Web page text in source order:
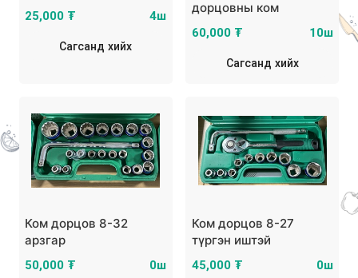
25,000 ₮ 4ш
Сагсанд хийх
дорцовны ком
60,000 ₮ 10ш
Сагсанд хийх
Ком дорцов 8-32
арзгар
50,000 ₮ 0ш
Ком дорцов 8-27
түргэн иштэй
45,000 ₮ 0ш